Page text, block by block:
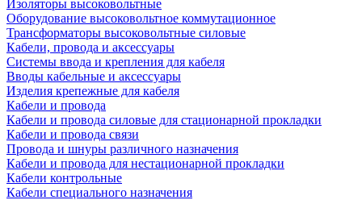
Изоляторы высоковольтные
Оборудование высоковольтное коммутационное
Трансформаторы высоковольтные силовые
Кабели, провода и аксессуары
Системы ввода и крепления для кабеля
Вводы кабельные и аксессуары
Изделия крепежные для кабеля
Кабели и провода
Кабели и провода силовые для стационарной прокладки
Кабели и провода связи
Провода и шнуры различного назначения
Кабели и провода для нестационарной прокладки
Кабели контрольные
Кабели специального назначения